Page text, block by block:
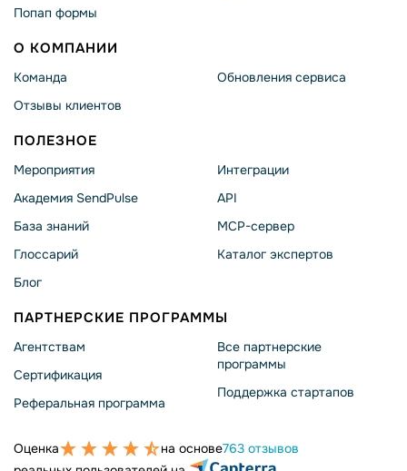
Попап формы
О КОМПАНИИ
Команда
Отзывы клиентов
Обновления сервиса
ПОЛЕЗНОЕ
Мероприятия
Академия SendPulse
База знаний
Глоссарий
Блог
Интеграции
API
MCP-сервер
Каталог экспертов
ПАРТНЕРСКИЕ ПРОГРАММЫ
Агентствам
Сертификация
Реферальная программа
Все партнерские
программы
Поддержка стартапов
Оценка на основе763 отзывов